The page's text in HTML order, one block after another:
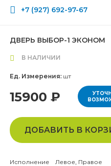
+7 (927) 692-97-67
ДВЕРЬ ВЫБОР-1 ЭКОНОМ
В НАЛИЧИИ
Ед. Измерения: шт
15900 ₽
ДОБАВИТЬ В
Исполнение Левое, Правое